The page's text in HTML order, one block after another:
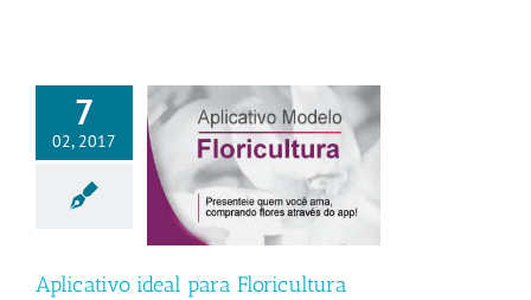
7
02, 2017
Aplicativo ideal para Floricultura